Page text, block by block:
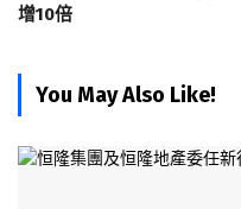
增10倍
You May Also Like!